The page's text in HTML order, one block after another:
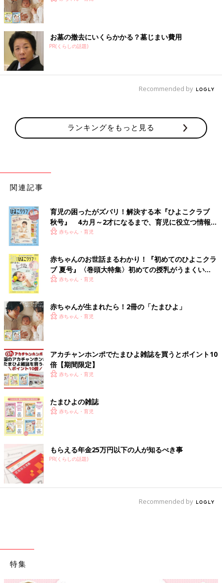
お墓の撤去にいくらかかる？墓じまい費用
PR(くらしの話題)
Recommended by
ランキングをもっと見る
関連記事
育児の困ったがズバリ！解決する本『ひよこクラブ
秋号』 4カ月～2才になるまで、育児に役立つ情報が
いっぱい！
赤ちゃん・育児
赤ちゃんのお世話まるわかり！『初めてのひよこクラ
ブ 夏号』〈巻頭大特集〉初めての授乳がうまくい
く！ おっぱい・ミルクの基本と夏のトラブル 解決テ
赤ちゃん・育児
赤ちゃんが生まれたら！2冊の「たまひよ」
赤ちゃん・育児
アカチャンホンポでたまひよ雑誌を買うとポイント10
倍【期間限定】
赤ちゃん・育児
たまひよの雑誌
赤ちゃん・育児
もらえる年金25万円以下の人が知るべき事
PR(くらしの話題)
Recommended by
特集